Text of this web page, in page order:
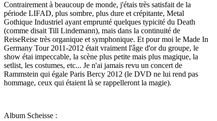
Contrairement à beaucoup de monde, j'étais très satisfait de la
période LIFAD, plus sombre, plus dure et crépitante, Metal
Gothique Industriel ayant emprunté quelques typicité du Death
(comme disait Till Lindemann), mais dans la continuité de
ReiseReise très organique et symphonique. Et pour moi le Made In
Germany Tour 2011-2012 était vraiment l'âge d'or du groupe, le
show étai impeccable, la scène plus petite mais plus magique, la
setlist, les costumes, etc... Je n'ai jamais revu un concert de
Rammstein qui égale Paris Bercy 2012 (le DVD ne lui rend pas
hommage, ceux qui étaient là se rappelleront la magie).
Album Scheisse :